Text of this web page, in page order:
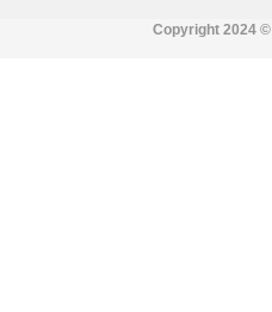
Copyright 2024 ©